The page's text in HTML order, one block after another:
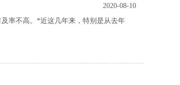
2020-08-10
率不高。*近这几年来，特别是从去年